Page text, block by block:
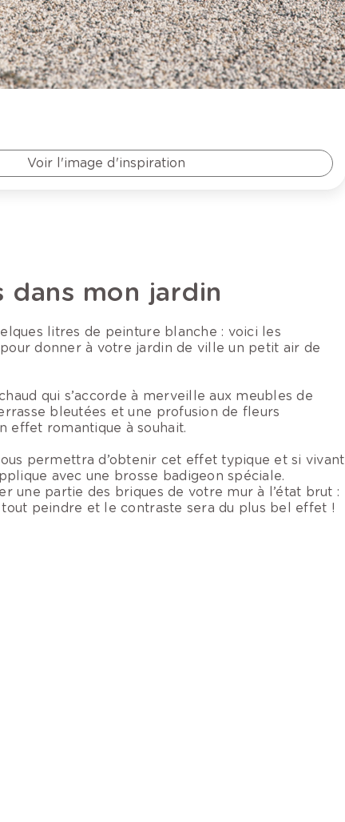
Voir l'image d'inspiration
dans mon jardin
litres de peinture blanche : voici les
donner à votre jardin de ville un petit air de
qui s’accorde à merveille aux meubles de
bleutées et une profusion de fleurs
effet romantique à souhait.
permettra d’obtenir cet effet typique et si vivant
avec une brosse badigeon spéciale.
une partie des briques de votre mur à l’état brut :
peindre et le contraste sera du plus bel effet !